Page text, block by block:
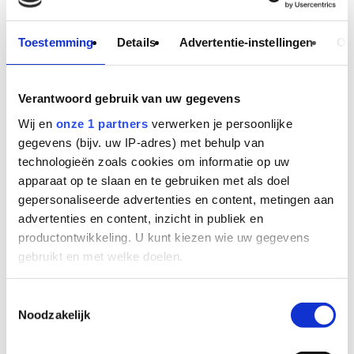
Toestemming Details Advertentie-instellingen
Verantwoord gebruik van uw gegevens
Wij en onze 1 partners verwerken je persoonlijke
gegevens (bijv. uw IP-adres) met behulp van
technologieën zoals cookies om informatie op uw
apparaat op te slaan en te gebruiken met als doel
gepersonaliseerde advertenties en content, metingen aan
advertenties en content, inzicht in publiek en
productontwikkeling. U kunt kiezen wie uw gegevens
gebruikt en met welke doelen.
Informatie verzamelen over uw geografische locatie,
Noodzakelijk
de
kroketten
van
Holtkamp?
móet
je
dit
lezen…